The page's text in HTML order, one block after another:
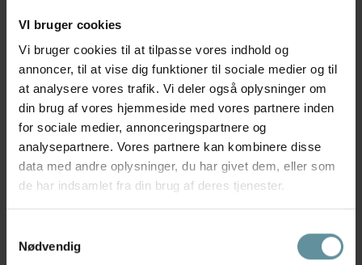
VI bruger cookies
Vi bruger cookies til at tilpasse vores indhold og
annoncer, til at vise dig funktioner til sociale medier og til
at analysere vores trafik. Vi deler også oplysninger om
din brug af vores hjemmeside med vores partnere inden
for sociale medier, annonceringspartnere og
analysepartnere. Vores partnere kan kombinere disse
data med andre oplysninger, du har givet dem, eller som
de har indsamlet fra din brug af deres tjenester.
Nødvendig
Pilgrim
Pilgrim AIR halskæde 102612011
399,00 kr
Pilgrim
Pilgrim AIR halskæde 102616011
399,00 kr